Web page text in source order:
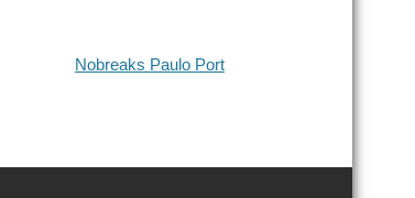
Nobreaks Paulo Port